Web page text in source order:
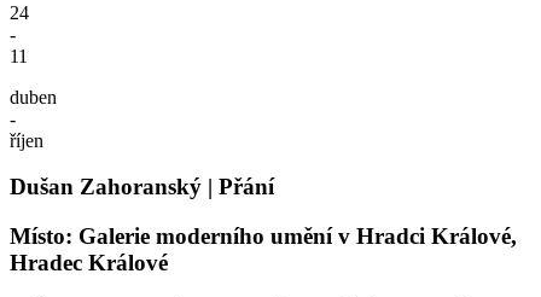
24
-
11
duben
-
říjen
Dušan Zahoranský | Přání
Místo: Galerie moderního umění v Hradci Králové,
Hradec Králové